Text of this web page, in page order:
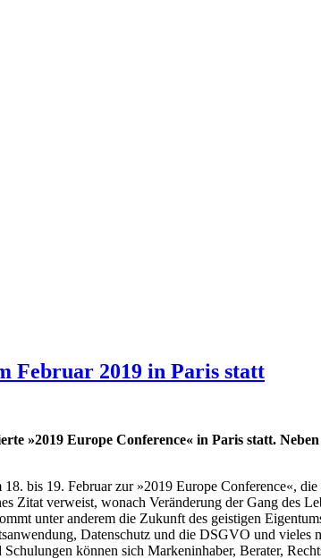
Februar 2019 in Paris statt
»2019 Europe Conference« in Paris statt.
bis 19. Februar zur »2019 Europe Conference«,
Zitat verweist, wonach Veränderung der Gang des
unter anderem die Zukunft des geistigen
Datenschutz und die DSGVO und vieles
können sich Markeninhaber, Berater,